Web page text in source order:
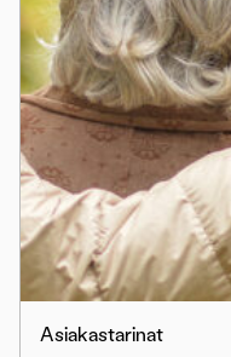
Asiakastarinat